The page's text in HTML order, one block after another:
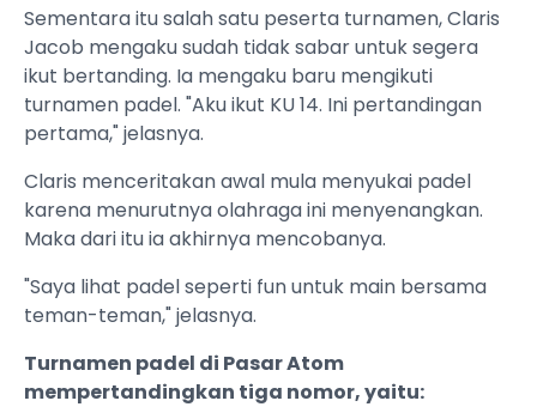
Sementara itu salah satu peserta turnamen, Claris
Jacob mengaku sudah tidak sabar untuk segera
ikut bertanding. Ia mengaku baru mengikuti
turnamen padel. "Aku ikut KU 14. Ini pertandingan
pertama," jelasnya.
Claris menceritakan awal mula menyukai padel
karena menurutnya olahraga ini menyenangkan.
Maka dari itu ia akhirnya mencobanya.
"Saya lihat padel seperti fun untuk main bersama
teman-teman," jelasnya.
Turnamen padel di Pasar Atom
mempertandingkan tiga nomor, yaitu: